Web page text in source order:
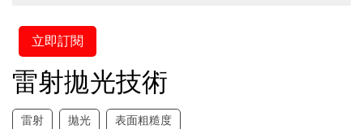
立即訂閱
雷射拋光技術
雷射 拋光 表面粗糙度